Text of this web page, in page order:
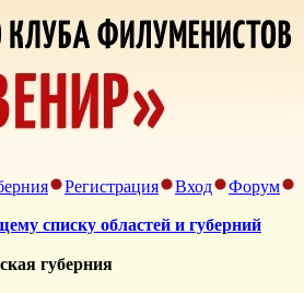
Регистрация Вход
Форум
списку областей и губерний
губерния